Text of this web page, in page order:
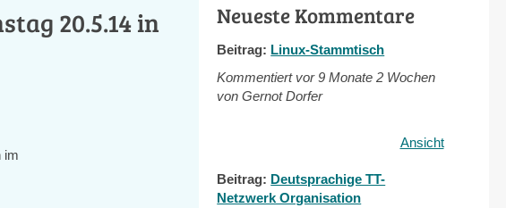
20.5.14 in
im
Neueste Kommentare
Beitrag: Linux-Stammtisch
Kommentiert vor9 Monate 2 Wochen
von Gernot Dorfer
Ansicht
Beitrag: Deutsprachige TT-
Netzwerk Organisation